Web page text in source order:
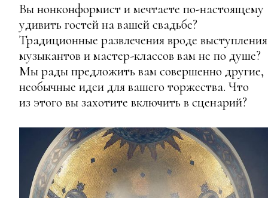
Вы нонконформист и мечтаете по-настоящему
удивить гостей на вашей свадьбе?
Традиционные развлечения вроде выступления
музыкантов и мастер-классов вам не по душе?
Мы рады предложить вам совершенно другие,
необычные идеи для вашего торжества. Что
из этого вы захотите включить в сценарий?